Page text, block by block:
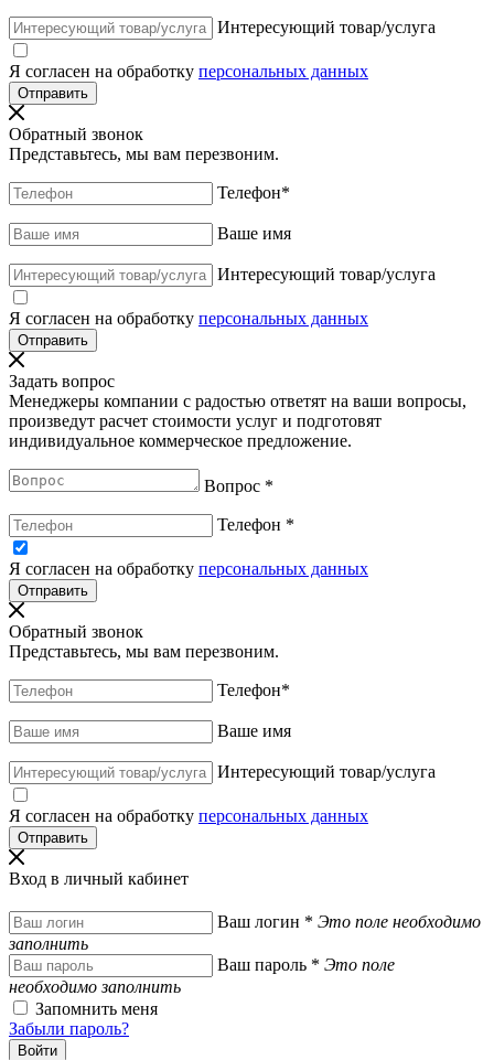
Интересующий товар/услуга
Я согласен на обработку персональных данных
Обратный звонок
Представьтесь, мы вам перезвоним.
Телефон*
Ваше имя
Интересующий товар/услуга
Я согласен на обработку персональных данных
Задать вопрос
Менеджеры компании с радостью ответят на ваши вопросы,
произведут расчет стоимости услуг и подготовят
индивидуальное коммерческое предложение.
Вопрос *
Телефон *
Я согласен на обработку персональных данных
Обратный звонок
Представьтесь, мы вам перезвоним.
Телефон*
Ваше имя
Интересующий товар/услуга
Я согласен на обработку персональных данных
Вход в личный кабинет
Ваш логин * Это поле необходимо
заполнить
Ваш пароль * Это поле
необходимо заполнить
Запомнить меня
Забыли пароль?